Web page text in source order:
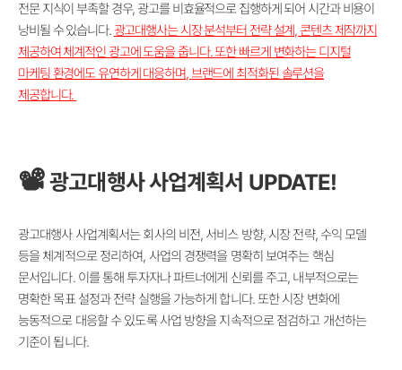
전문 지식이 부족할 경우, 광고를 비효율적으로 집행하게 되어 시간과 비용이
낭비될 수 있습니다. 광고대행사는 시장 분석부터 전략 설계, 콘텐츠 제작까지
제공하여 체계적인 광고에 도움을 줍니다. 또한 빠르게 변화하는 디지털
마케팅 환경에도 유연하게 대응하며, 브랜드에 최적화된 솔루션을
제공합니다.
📽️광고대행사 사업계획서 UPDATE!
광고대행사 사업계획서는 회사의 비전, 서비스 방향, 시장 전략, 수익 모델
등을 체계적으로 정리하여, 사업의 경쟁력을 명확히 보여주는 핵심
문서입니다. 이를 통해 투자자나 파트너에게 신뢰를 주고, 내부적으로는
명확한 목표 설정과 전략 실행을 가능하게 합니다. 또한 시장 변화에
능동적으로 대응할 수 있도록 사업 방향을 지속적으로 점검하고 개선하는
기준이 됩니다.